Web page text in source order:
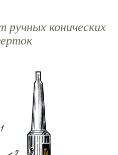
ручных конических